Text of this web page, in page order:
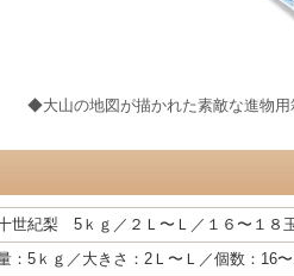
◆大山の地図が描かれた素敵な進物用
世紀梨 5ｋｇ／２Ｌ〜Ｌ／１６〜１８
：5ｋｇ／大きさ：2Ｌ〜Ｌ／個数：16〜